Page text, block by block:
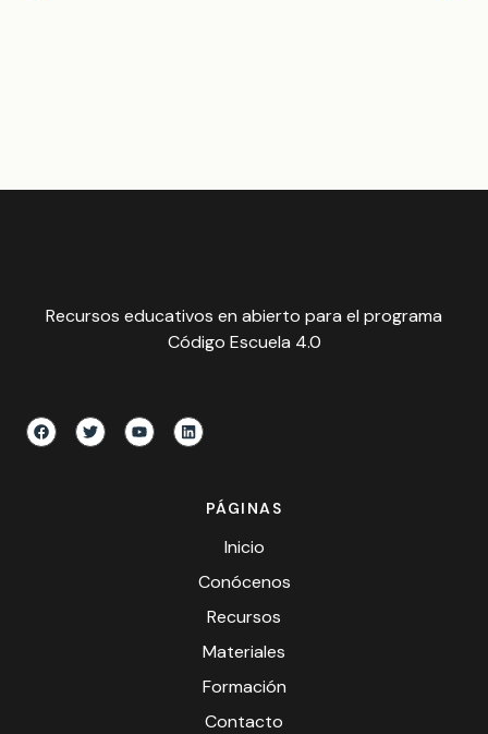
Recursos educativos en abierto para el programa
Código Escuela 4.0
PÁGINAS
Inicio
Conócenos
Recursos
Materiales
Formación
Contacto